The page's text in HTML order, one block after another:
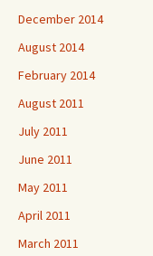
December 2014
August 2014
February 2014
August 2011
July 2011
June 2011
May 2011
April 2011
March 2011